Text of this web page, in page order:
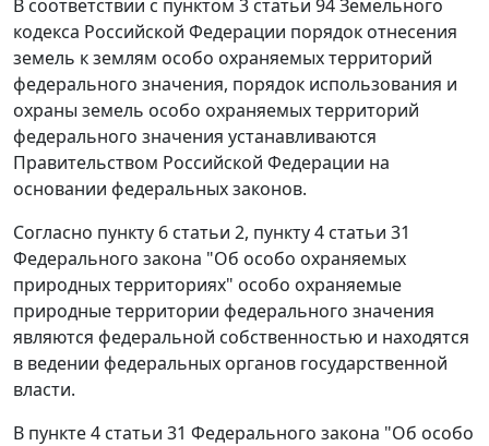
В соответствии с пунктом 3 статьи 94Земельного
кодекса Российской Федерации порядок отнесения
земель к землям особо охраняемых территорий
федерального значения, порядок использования и
охраны земель особо охраняемых территорий
федерального значения устанавливаются
Правительством Российской Федерации на
основании федеральных законов.
Согласно пункту 6 статьи 2, пункту 4 статьи 31
Федерального закона "Об особо охраняемых
природных территориях" особо охраняемые
природные территории федерального значения
являются федеральной собственностью и находятся
в ведении федеральных органов государственной
власти.
В пункте 4 статьи 31 Федерального закона "Об особо